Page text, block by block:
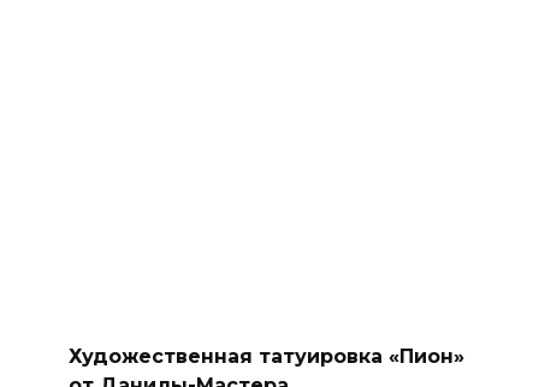
Художественная татуировка «Пион»